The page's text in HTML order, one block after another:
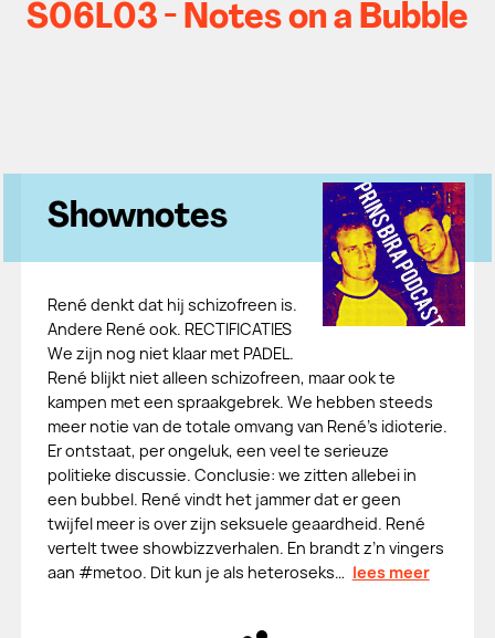
S06L03 - Notes on a Bubble
Shownotes
René denkt dat hij schizofreen is.
Andere René ook. RECTIFICATIES
We zijn nog niet klaar met PADEL.
René blijkt niet alleen schizofreen, maar ook te
kampen met een spraakgebrek. We hebben steeds
meer notie van de totale omvang van René’s idioterie.
Er ontstaat, per ongeluk, een veel te serieuze
politieke discussie. Conclusie: we zitten allebei in
een bubbel. René vindt het jammer dat er geen
twijfel meer is over zijn seksuele geaardheid. René
vertelt twee showbizzverhalen. En brandt z’n vingers
aan #metoo. Dit kun je als heteroseks… lees meer